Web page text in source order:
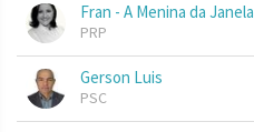
Fran - A Menina da Janela
PRP
Gerson Luis
PSC